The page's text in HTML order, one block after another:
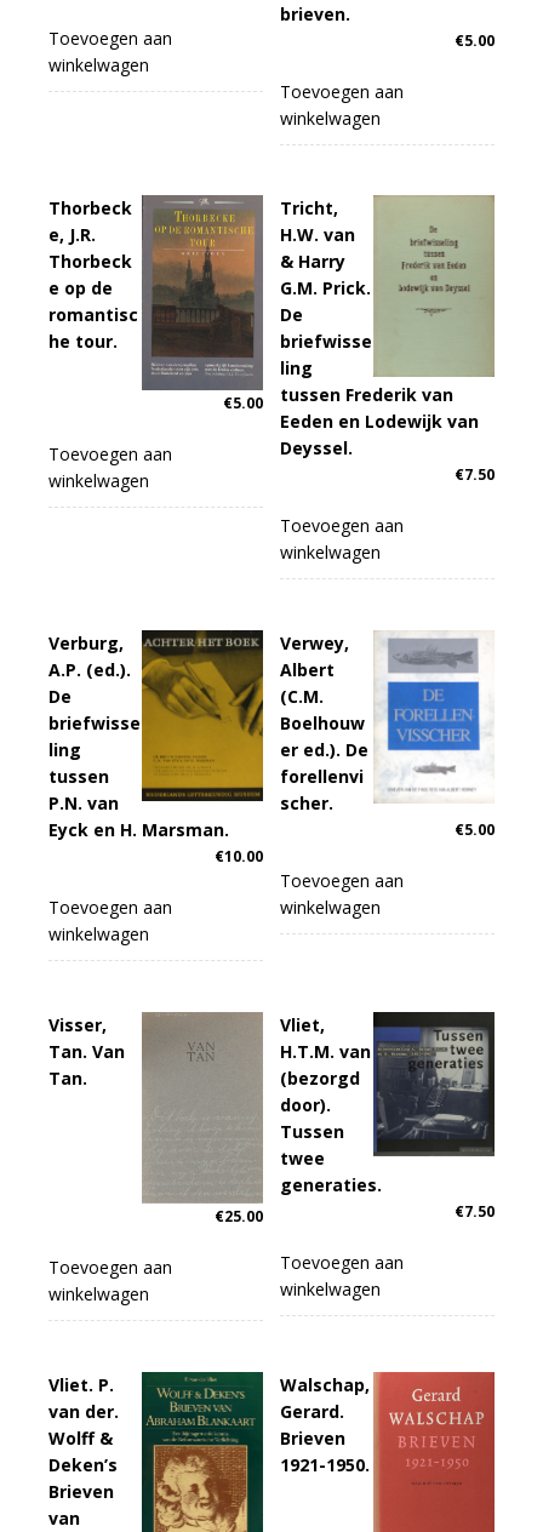
Toevoegen aan
winkelwagen
brieven.
€5.00
Toevoegen aan
winkelwagen
Thorbeck
e, J.R.
Thorbeck
e op de
romantisc
he tour.
€5.00
Toevoegen aan
winkelwagen
Tricht,
H.W. van
& Harry
G.M. Prick.
De
briefwisse
ling
tussen Frederik van
Eeden en Lodewijk van
Deyssel.
€7.50
Toevoegen aan
winkelwagen
Verburg,
A.P. (ed.).
De
briefwisse
ling
tussen
P.N. van
Eyck en H. Marsman.
€10.00
Toevoegen aan
winkelwagen
Verwey,
Albert
(C.M.
Boelhouw
er ed.). De
forellenvi
scher.
€5.00
Toevoegen aan
winkelwagen
Visser,
Tan. Van
Tan.
€25.00
Toevoegen aan
winkelwagen
Vliet,
H.T.M. van
(bezorgd
door).
Tussen
twee
generaties.
€7.50
Toevoegen aan
winkelwagen
Vliet. P.
van der.
Wolff &
Deken’s
Brieven
van
Walschap,
Gerard.
Brieven
1921-1950.